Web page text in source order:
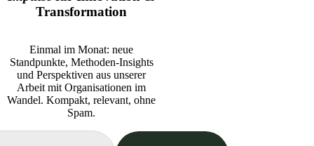
Transformation
Einmal im Monat: neue
Standpunkte, Methoden-Insights
und Perspektiven aus unserer
Arbeit mit Organisationen im
Wandel. Kompakt, relevant, ohne
Spam.